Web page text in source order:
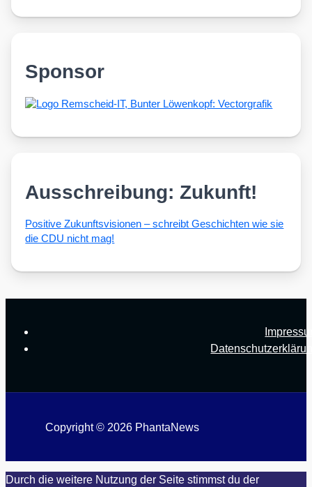
Sponsor
Ausschreibung: Zukunft!
Posi­ti­ve Zukunfts­vi­sio­nen – schreibt Geschich­ten wie sie
die CDU nicht mag!
Copyright © 2026 PhantaNews
Durch die weitere Nutzung der Seite stimmst du der